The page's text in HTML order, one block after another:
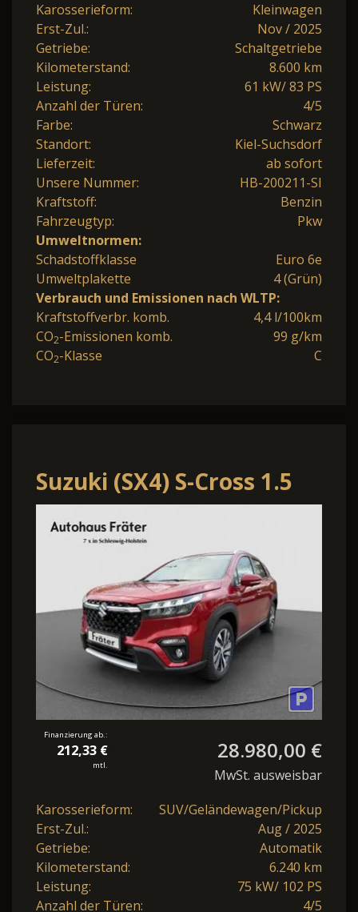
Karosserieform:
Kleinwagen
Erst-Zul.:
Nov / 2025
Getriebe:
Schaltgetriebe
Kilometerstand:
8.600 km
Leistung:
61 kW/ 83 PS
Anzahl der Türen:
4/5
Farbe:
Schwarz
Standort:
Kiel-Suchsdorf
Lieferzeit:
ab sofort
Unsere Nummer:
HB-200211-SI
Kraftstoff:
Benzin
Fahrzeugtyp:
Pkw
Umweltnormen:
Schadstoffklasse
Euro 6e
Umweltplakette
4 (Grün)
Verbrauch und Emissionen nach WLTP:
Kraftstoffverbr. komb.
4,4 l/100km
CO2-Emissionen komb.
99 g/km
CO2-Klasse C
Suzuki (SX4) S-Cross 1.5
Comfort+ AllGrip AT
Allwetter AHK
Finanzierung ab.:
212,33 €
mtl.
28.980,00 €
MwSt. ausweisbar
Karosserieform:
SUV/Geländewagen/Pickup
Erst-Zul.:
Aug / 2025
Getriebe:
Automatik
Kilometerstand:
6.240 km
Leistung:
75 kW/ 102 PS
Anzahl der Türen:
4/5